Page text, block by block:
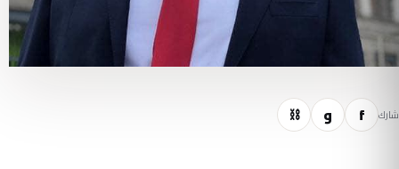
شارك f و ⛓